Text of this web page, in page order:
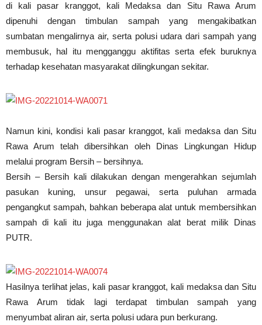
di kali pasar kranggot, kali Medaksa dan Situ Rawa Arum
dipenuhi dengan timbulan sampah yang mengakibatkan
sumbatan mengalirnya air, serta polusi udara dari sampah yang
membusuk, hal itu mengganggu aktifitas serta efek buruknya
terhadap kesehatan masyarakat dilingkungan sekitar.
Namun kini, kondisi kali pasar kranggot, kali medaksa dan Situ
Rawa Arum telah dibersihkan oleh Dinas Lingkungan Hidup
melalui program Bersih – bersihnya.
Bersih – Bersih kali dilakukan dengan mengerahkan sejumlah
pasukan kuning, unsur pegawai, serta puluhan armada
pengangkut sampah, bahkan beberapa alat untuk membersihkan
sampah di kali itu juga menggunakan alat berat milik Dinas
PUTR.
Hasilnya terlihat jelas, kali pasar kranggot, kali medaksa dan Situ
Rawa Arum tidak lagi terdapat timbulan sampah yang
menyumbat aliran air, serta polusi udara pun berkurang.